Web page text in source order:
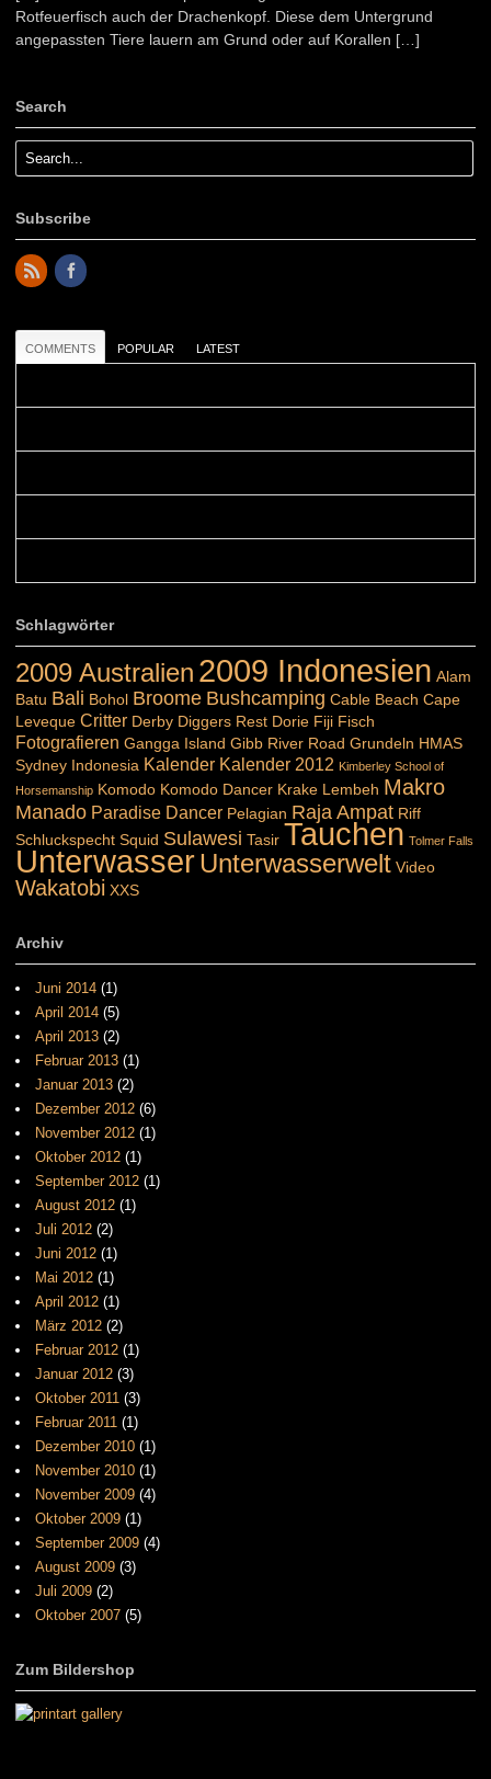
Rotfeuerfisch auch der Drachenkopf. Diese dem Untergrund
angepassten Tiere lauern am Grund oder auf Korallen […]
Search
Subscribe
COMMENTS POPULAR LATEST
Schlagwörter
2009 Australien 2009 Indonesien Alam
Batu Bali Bohol Broome Bushcamping Cable Beach Cape
Leveque Critter Derby Diggers Rest Dorie Fiji Fisch
Fotografieren Gangga Island Gibb River Road Grundeln HMAS
Sydney Indonesia Kalender Kalender 2012 Kimberley School of
Horsemanship Komodo Komodo Dancer Krake Lembeh Makro
Manado Paradise Dancer Pelagian Raja Ampat Riff
Schluckspecht Squid Sulawesi Tasir Tauchen Tolmer Falls
UnterwasserUnterwasserwelt Video
Wakatobi XXS
Archiv
Juni 2014 (1)
April 2014 (5)
April 2013 (2)
Februar 2013 (1)
Januar 2013 (2)
Dezember 2012 (6)
November 2012 (1)
Oktober 2012 (1)
September 2012 (1)
August 2012 (1)
Juli 2012 (2)
Juni 2012 (1)
Mai 2012 (1)
April 2012 (1)
März 2012 (2)
Februar 2012 (1)
Januar 2012 (3)
Oktober 2011 (3)
Februar 2011 (1)
Dezember 2010 (1)
November 2010 (1)
November 2009 (4)
Oktober 2009 (1)
September 2009 (4)
August 2009 (3)
Juli 2009 (2)
Oktober 2007 (5)
Zum Bildershop